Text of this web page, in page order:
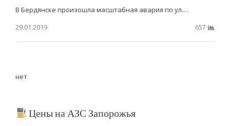
В Бердянске произошла масштабная авария по ул.…
29.01.2019
657
нет
Цены на АЗС Запорожья